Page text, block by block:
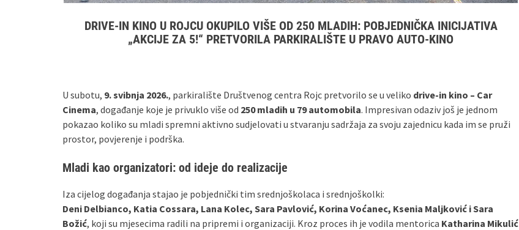
DRIVE‑IN KINO U ROJCU OKUPILO VIŠE OD 250 MLADIH: POBJEDNIČKA INICIJATIVA
„AKCIJE ZA 5!“ PRETVORILA PARKIRALIŠTE U PRAVO AUTO‑KINO
U subotu, 9. svibnja 2026., parkiralište Društvenog centra Rojc pretvorilo se u veliko drive‑in kino – Car
Cinema, događanje koje je privuklo više od 250 mladih u 79 automobila. Impresivan odaziv još je jednom
pokazao koliko su mladi spremni aktivno sudjelovati u stvaranju sadržaja za svoju zajednicu kada im se pruži
prostor, povjerenje i podrška.
Mladi kao organizatori: od ideje do realizacije
Iza cijelog događanja stajao je pobjednički tim srednjoškolaca i srednjoškolki:
Deni Delbianco, Katia Cossara, Lana Kolec, Sara Pavlović, Korina Voćanec, Ksenia Maljković i Sara
Božić, koji su mjesecima radili na pripremi i organizaciji. Kroz proces ih je vodila mentorica Katharina Mikulić